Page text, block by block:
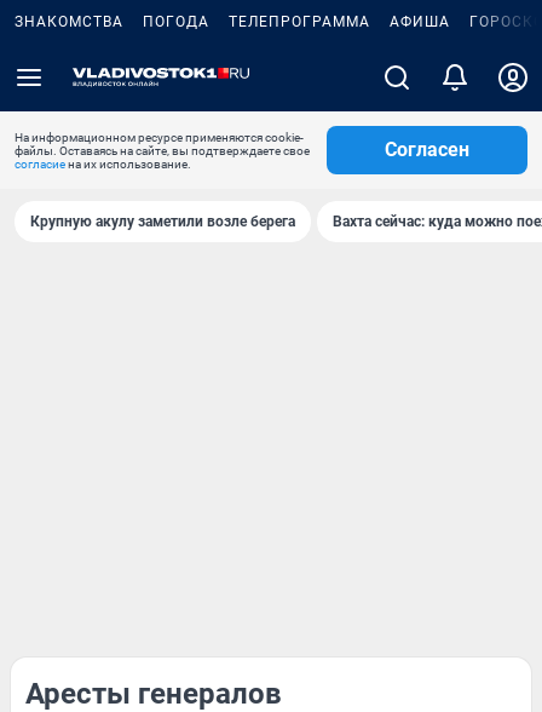
ЗНАКОМСТВА ПОГОДА ТЕЛЕПРОГРАММА АФИША
На информационном ресурсе применяются cookie-
файлы. Оставаясь на сайте, вы подтверждаете свое
согласиена их использование.
Согласен
Крупную акулу заметили возле берега Вахта сейчас: куда можно
Аресты генералов